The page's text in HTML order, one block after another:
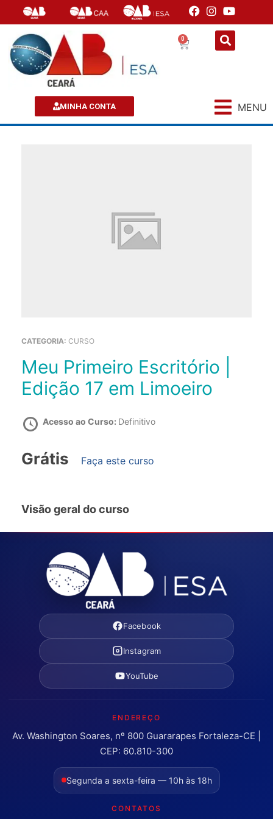
0
MINHA CONTA MENU
CATEGORIA: CURSO
Meu Primeiro Escritório |
Edição 17 em Limoeiro
Acesso ao Curso: Definitivo
Grátis Faça este curso
Visão geral do curso
Facebook
Instagram
YouTube
ENDEREÇO
Av. Washington Soares, nº 800 Guararapes Fortaleza-CE |
CEP: 60.810-300
Segunda a sexta-feira — 10h às 18h
CONTATOS